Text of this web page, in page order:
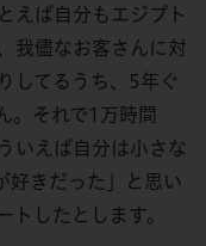
えば自分もエジプト
我儘なお客さんに対
してるうち、5年ぐ
。それで1万時間
いえば自分は小さな
好きだった」と思い
トしたとします。